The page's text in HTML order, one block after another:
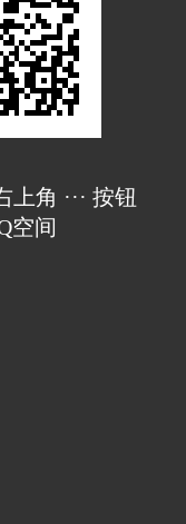
角 ··· 按钮
空间